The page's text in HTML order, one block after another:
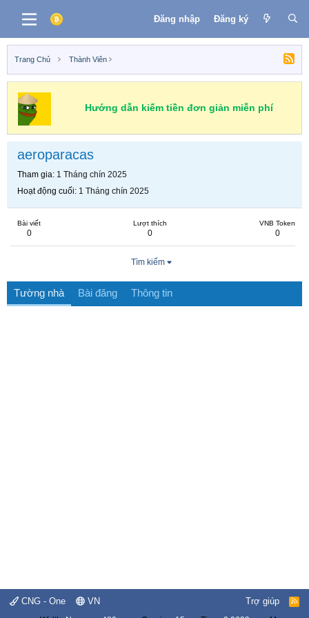
Đăng nhập Đăng ký
Trang Chủ Thành Viên
Hướng dẫn kiếm tiền đơn giản miễn phí
aeroparacas
Tham gia 1 Tháng chín 2025
Hoạt động cuối 1 Tháng chín 2025
Bài viết
0
Lượt thích
0
VNB Token
0
Tìm kiếm
Tường nhà Bài đăng Thông tin
CNG - One VN Trợ giúp
R